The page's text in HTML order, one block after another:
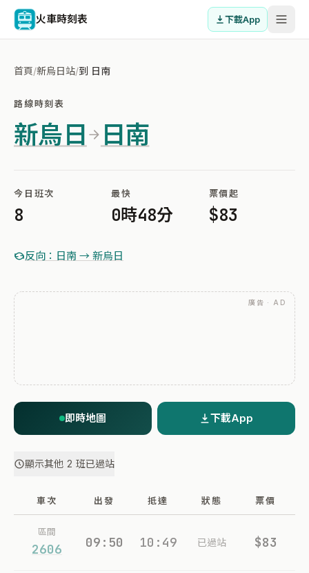
火車時刻表 下載App
首頁/新烏日站/到 日南
路線時刻表
新烏日 日南
今日班次
8
最快
0時48分
票價起
$83
反向：日南 → 新烏日
廣告 · AD
即時地圖 下載App
顯示其他 2 班已過站
車次 出發 抵達 狀態 票價
區間
2606 09:50 10:49 已過站 $83